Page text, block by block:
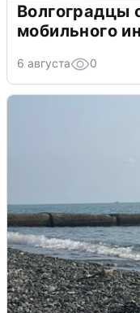
Волгоградцы
мобильного
6 августа 0